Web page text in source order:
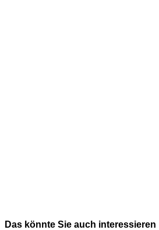
Das könnte Sie auch interessieren